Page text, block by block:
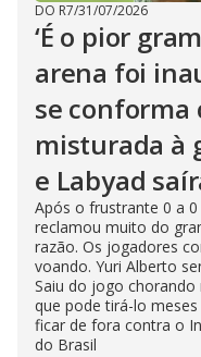
DO R7/31/07/2026
‘É o pior
arena foi
se conforma
misturada à
e Labyad
Após o frustrante 0 a
reclamou muito do
razão. Os jogadores
voando. Yuri Alberto
Saiu do jogo
que pode tirá-lo
ficar de fora contra o
do Brasil